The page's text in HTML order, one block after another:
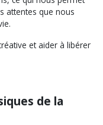
attentes que nous
et aider à libérer
de la